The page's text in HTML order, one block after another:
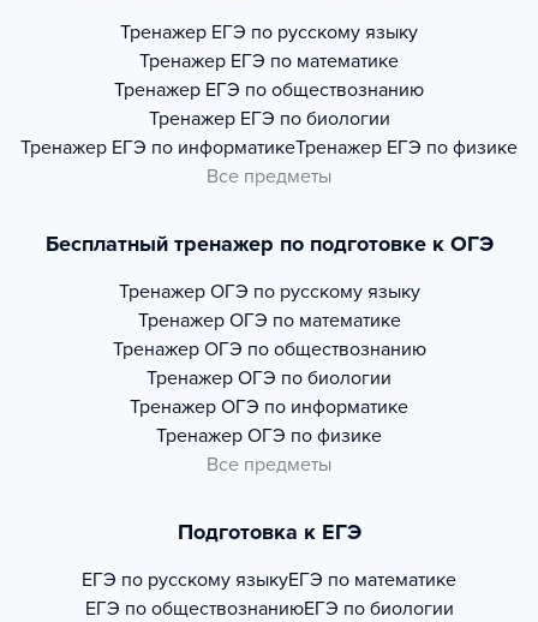
Тренажер ЕГЭ по русскому языку
Тренажер ЕГЭ по математике
Тренажер ЕГЭ по обществознанию
Тренажер ЕГЭ по биологии
Тренажер ЕГЭ по информатикеТренажер ЕГЭ по физике
Все предметы
Бесплатный тренажер по подготовке к ОГЭ
Тренажер ОГЭ по русскому языку
Тренажер ОГЭ по математике
Тренажер ОГЭ по обществознанию
Тренажер ОГЭ по биологии
Тренажер ОГЭ по информатике
Тренажер ОГЭ по физике
Все предметы
Подготовка к ЕГЭ
ЕГЭ по русскому языкуЕГЭ по математике
ЕГЭ по обществознаниюЕГЭ по биологии